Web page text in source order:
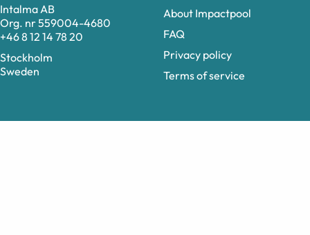
Intalma AB
Org. nr 559004-4680
+46 8 12 14 78 20
Stockholm
Sweden
About Impactpool
FAQ
Privacy policy
Terms of service